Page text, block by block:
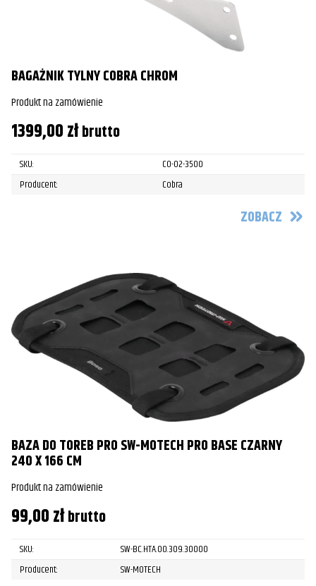
BAGAŻNIK TYLNY COBRA CHROM
Produkt na zamówienie
1399,00złbrutto
SKU:
CO-02-3500
Producent:
Cobra
ZOBACZ
BAZA DO TOREB PRO SW-MOTECH PRO BASE CZARNY
240 X 166 CM
Produkt na zamówienie
99,00złbrutto
SKU:
SW-BC.HTA.00.309.30000
Producent:
SW-MOTECH